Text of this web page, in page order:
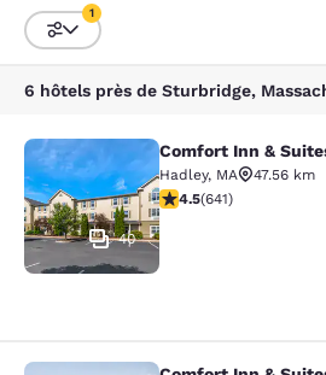
Triez et filtrez
1
Comfort Inn &
40
Comfort Inn &
Hadley, MA
47.56 km
4.53 étoiles. Excellent.
4.5(641)